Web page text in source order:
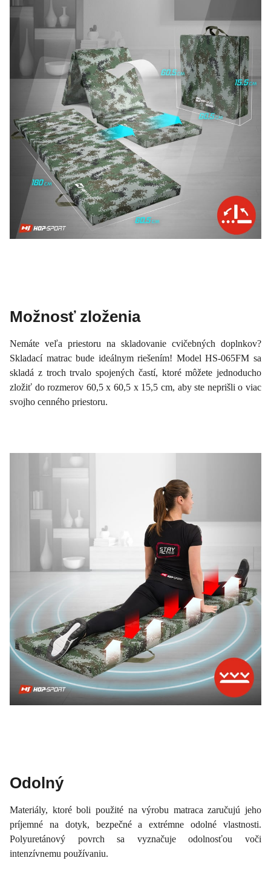
Možnosť zloženia
Nemáte veľa priestoru na skladovanie cvičebných doplnkov?
Skladací matrac bude ideálnym riešením! Model HS-065FM sa
skladá z troch trvalo spojených častí, ktoré môžete jednoducho
zložiť do rozmerov 60,5 x 60,5 x 15,5 cm, aby ste neprišli o viac
svojho cenného priestoru.
Odolný
Materiály, ktoré boli použité na výrobu matraca zaručujú jeho
príjemné na dotyk, bezpečné a extrémne odolné vlastnosti.
Polyuretánový povrch sa vyznačuje odolnosťou voči
intenzívnemu používaniu.